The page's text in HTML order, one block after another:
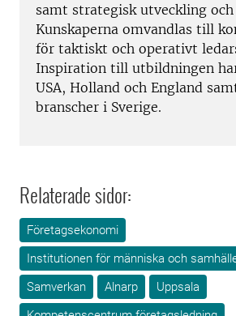
samt strategisk utveckling
Kunskaperna omvandlas till
för taktiskt och operativt
Inspiration till utbildningen
USA, Holland och England
branscher i Sverige.
Relaterade sidor:
Företagsekonomi
Institutionen för människa och
Samverkan
Alnarp
Uppsala